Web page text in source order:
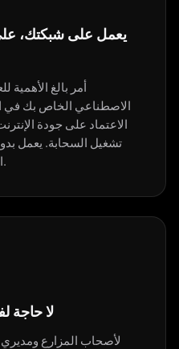
يعمل على شبكتك،
أمر بالغ الأهمية
الاصطناعي الخاص بك في
الاعتماد على جودة
تشغيل السحابة. يعمل
النائية حيث الاتصال غير موثوق.
لا حاجة